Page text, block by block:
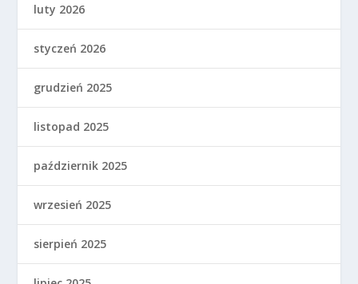
luty 2026
styczeń 2026
grudzień 2025
listopad 2025
październik 2025
wrzesień 2025
sierpień 2025